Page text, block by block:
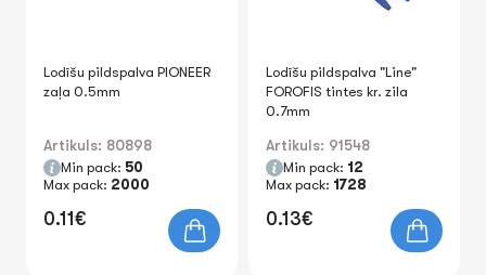
Lodīšu pildspalva PIONEER
zaļa 0.5mm
Artikuls: 80898
Min pack: 50
Max pack: 2000
0.11€
Lodīšu pildspalva "Line"
FOROFIS tintes kr. zila
0.7mm
Artikuls: 91548
Min pack: 12
Max pack: 1728
0.13€